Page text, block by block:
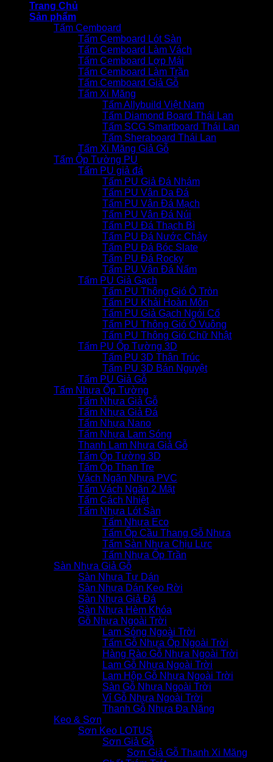
Trang Chủ
Sản phẩm
Tấm Cemboard
Tấm Cemboard Lót Sàn
Tấm Cemboard Làm Vách
Tấm Cemboard Lợp Mái
Tấm Cemboard Làm Trần
Tấm Cemboard Giả Gỗ
Tấm Xi Măng
Tấm Allybuild Việt Nam
Tấm Diamond Board Thái Lan
Tấm SCG Smartboard Thái Lan
Tấm Sheraboard Thái Lan
Tấm Xi Măng Giả Gỗ
Tấm Ốp Tường PU
Tấm PU giả đá
Tấm PU Giả Đá Nhám
Tấm PU Vân Da Đá
Tấm PU Vân Đá Mạch
Tấm PU Vân Đá Núi
Tấm PU Đá Thạch Bì
Tấm PU Đá Nước Chảy
Tấm PU Đá Bóc Slate
Tấm PU Đá Rocky
Tấm PU Vân Đá Nấm
Tấm PU Giả Gạch
Tấm PU Thông Gió Ô Tròn
Tấm PU Khải Hoàn Môn
Tấm PU Giả Gạch Ngói Cổ
Tấm PU Thông Gió Ô Vuông
Tấm PU Thông Gió Chữ Nhật
Tấm PU Ốp Tường 3D
Tấm PU 3D Thân Trúc
Tấm PU 3D Bán Nguyệt
Tấm PU Giả Gỗ
Tấm Nhựa Ốp Tường
Tấm Nhựa Giả Gỗ
Tấm Nhựa Giả Đá
Tấm Nhựa Nano
Tấm Nhựa Lam Sóng
Thanh Lam Nhựa Giả Gỗ
Tấm Ốp Tường 3D
Tấm Ốp Than Tre
Vách Ngăn Nhựa PVC
Tấm Vách Ngăn 2 Mặt
Tấm Cách Nhiệt
Tấm Nhựa Lót Sàn
Tấm Nhựa Eco
Tấm Ốp Cầu Thang Gỗ Nhựa
Tấm Sàn Nhựa Chịu Lực
Tấm Nhựa Ốp Trần
Sàn Nhựa Giả Gỗ
Sàn Nhựa Tự Dán
Sàn Nhựa Dán Keo Rời
Sàn Nhựa Giả Đá
Sàn Nhựa Hèm Khóa
Gỗ Nhựa Ngoài Trời
Lam Sóng Ngoài Trời
Tấm Gỗ Nhựa Ốp Ngoài Trời
Hàng Rào Gỗ Nhựa Ngoài Trời
Lam Gỗ Nhựa Ngoài Trời
Lam Hộp Gỗ Nhựa Ngoài Trời
Sàn Gỗ Nhựa Ngoài Trời
Vỉ Gỗ Nhựa Ngoài Trời
Thanh Gỗ Nhựa Đa Năng
Keo & Sơn
Sơn Keo LOTUS
Sơn Giả Gỗ
Sơn Giả Gỗ Thanh Xi Măng